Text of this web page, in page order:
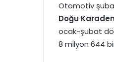
Otomotiv
Doğu
ocak-şubat
8 milyon 644